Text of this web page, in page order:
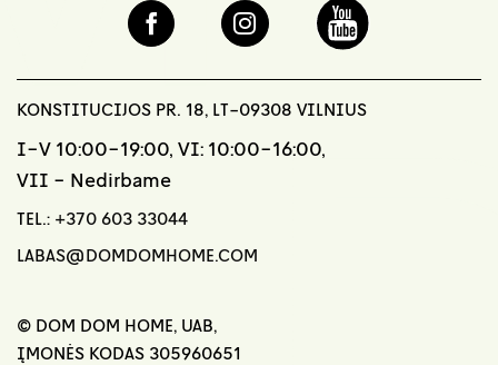
KONSTITUCIJOS PR. 18, LT-09308 VILNIUS
I-V 10:00-19:00, VI: 10:00-16:00,
VII - Nedirbame
TEL.: +370 603 33044
LABAS@DOMDOMHOME.COM
© DOM DOM HOME, UAB,
ĮMONĖS KODAS 305960651